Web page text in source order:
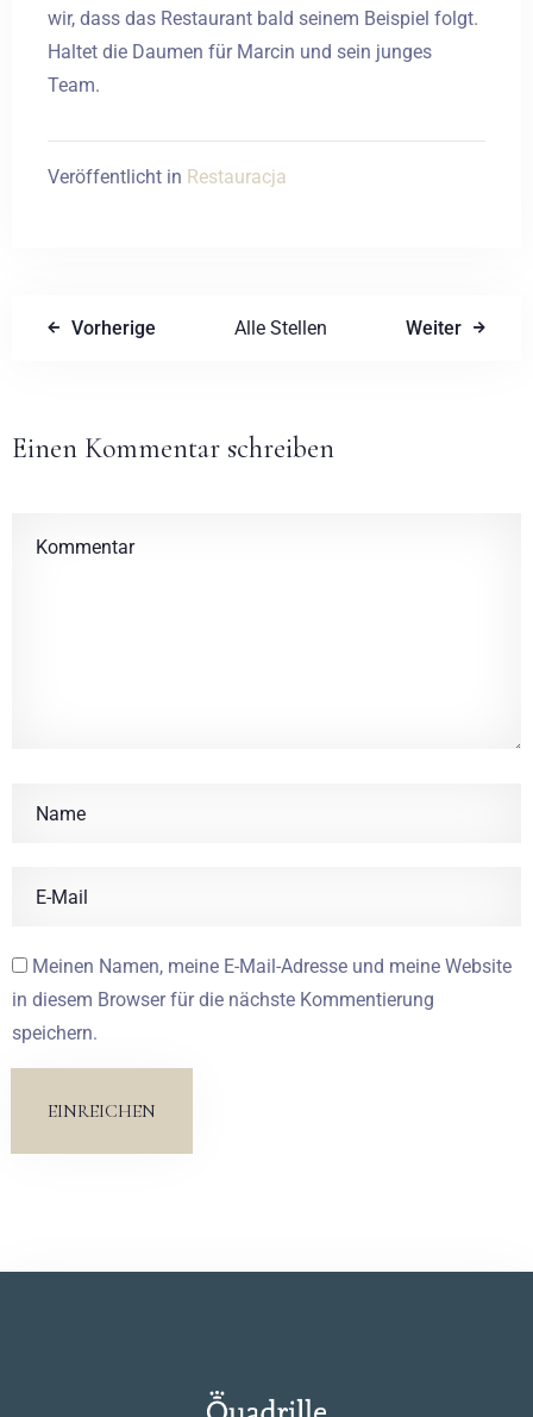
wir, dass das Restaurant bald seinem Beispiel folgt.
Haltet die Daumen für Marcin und sein junges
Team.
Veröffentlicht in Restauracja
Vorherige Alle Stellen Weiter
Einen Kommentar schreiben
Meinen Namen, meine E-Mail-Adresse und meine Website
in diesem Browser für die nächste Kommentierung
speichern.
EINREICHEN
Abreise
Erwachsene Kinder